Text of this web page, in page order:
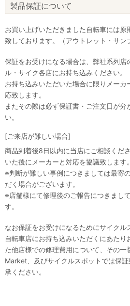
製品保証について
お買い上げいただきました自転車には原
致しております。（アウトレット・サン
保証をお受けになる場合は、弊社系列店
ル・サイク各店にお持ち込みください。
お持ち込みいただいた場合に限りメーカ
応致します。
またその際は必ず保証書・ご注文日が分
い。
[ご来店が難しい場合]
商品到着後8日以内に当店にご相談くだ
いた後にメーカーと対応を協議致します。
※判断が難しい事例につきましては最寄
だく場合がございます。
※店舗様にて修理後のご報告につきまし
す。
なお保証をお受けになるためにサイクル
自転車店にお持ち込みいただくにあたり
た他店様での修理費用について、その一
Market、及びサイクルスポットでは保
承ください。